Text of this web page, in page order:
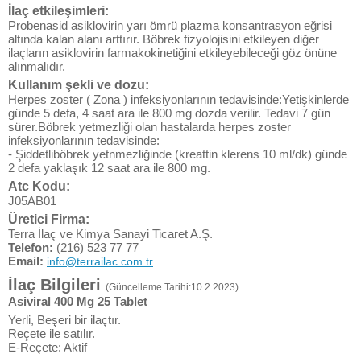
İlaç etkileşimleri:
Probenasid asiklovirin yarı ömrü plazma konsantrasyon eğrisi
altında kalan alanı arttırır. Böbrek fizyolojisini etkileyen diğer
ilaçların asiklovirin farmakokinetiğini etkileyebileceği göz önüne
alınmalıdır.
Kullanım şekli ve dozu:
Herpes zoster ( Zona ) infeksiyonlarının tedavisinde:Yetişkinlerde
günde 5 defa, 4 saat ara ile 800 mg dozda verilir. Tedavi 7 gün
sürer.Böbrek yetmezliği olan hastalarda herpes zoster
infeksiyonlarının tedavisinde:
- Şiddetliböbrek yetnmezliğinde (kreattin klerens 10 ml/dk) günde
2 defa yaklaşık 12 saat ara ile 800 mg.
Atc Kodu:
J05AB01
Üretici Firma:
Terra İlaç ve Kimya Sanayi Ticaret A.Ş.
Telefon: (216) 523 77 77
Email: info@terrailac.com.tr
İlaç Bilgileri (Güncelleme Tarihi:10.2.2023)
Asiviral 400 Mg 25 Tablet
Yerli, Beşeri bir ilaçtır.
Reçete ile satılır.
E-Reçete: Aktif